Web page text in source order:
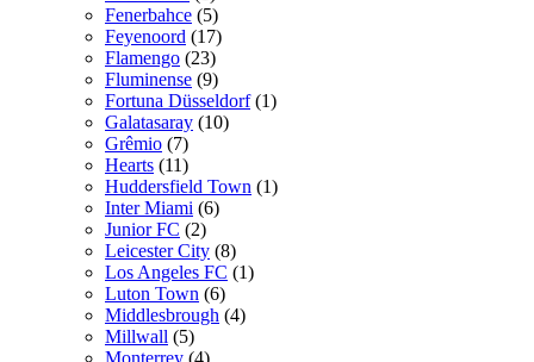
Fenerbahce (5)
Feyenoord (17)
Flamengo (23)
Fluminense (9)
Fortuna Düsseldorf (1)
Galatasaray (10)
Grêmio (7)
Hearts (11)
Huddersfield Town (1)
Inter Miami (6)
Junior FC (2)
Leicester City (8)
Los Angeles FC (1)
Luton Town (6)
Middlesbrough (4)
Millwall (5)
Monterrey (4)